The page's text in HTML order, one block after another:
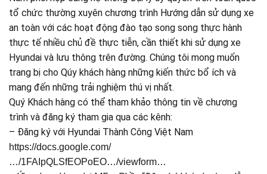
tổ chức thường xuyên chương trình Hướng dẫn sử dụng xe
an toàn với các hoạt động đào tạo song song thực hành
thực tế nhiều chủ đề thực tiễn, cần thiết khi sử dụng xe
Hyundai và lưu thông trên đường. Chúng tôi mong muốn
trang bị cho Qúy khách hàng những kiến thức bổ ích và
mang đến những trải nghiệm thú vị nhất.
Quý Khách hàng có thể tham khảo thông tin về chương
trình và đăng ký tham gia qua các kênh:
– Đăng ký với Hyundai Thành Công Việt Nam
https://docs.google.com/
…/1FAIpQLSfEOPoEO…/viewform…